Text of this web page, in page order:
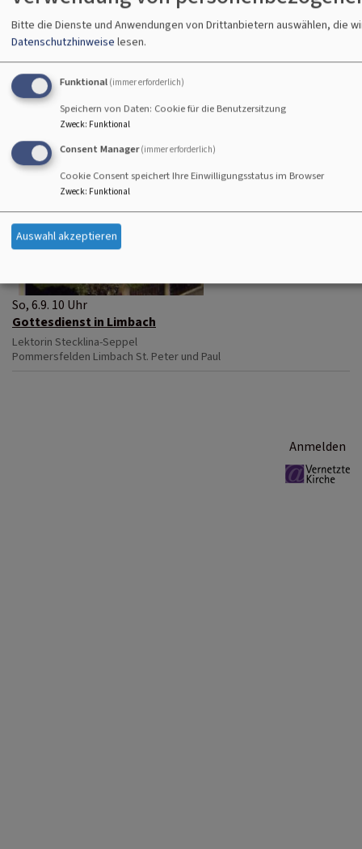
So, 6.9. 10 Uhr
Gottesdienst in Limbach
Lektorin Stecklina-Seppel
Pommersfelden Limbach St. Peter und Paul
Anmelden
Bitte die Dienste und Anwendungen von Drittanbietern auswählen, die
Datenschutzhinweise lesen.
Funktional (immer erforderlich)
Speichern von Daten: Cookie für die Benutzersitzung
Zweck: Funktional
Consent Manager (immer erforderlich)
Cookie Consent speichert Ihre Einwilligungsstatus im Browser
Zweck: Funktional
Auswahl akzeptieren